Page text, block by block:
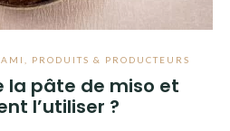
PRODUITS & PRODUCTEURS
la pâte de miso et
l’utiliser ?